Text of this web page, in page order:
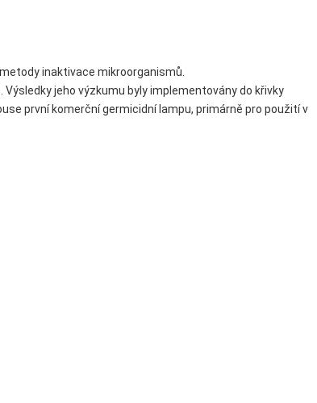
inaktivace mikroorganismů.
jeho výzkumu byly implementovány do křivky
první komerční germicidní lampu, primárně pro použití v